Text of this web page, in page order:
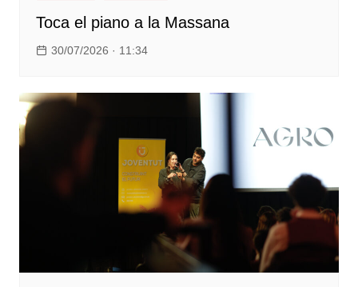
Toca el piano a la Massana
30/07/2026 · 11:34